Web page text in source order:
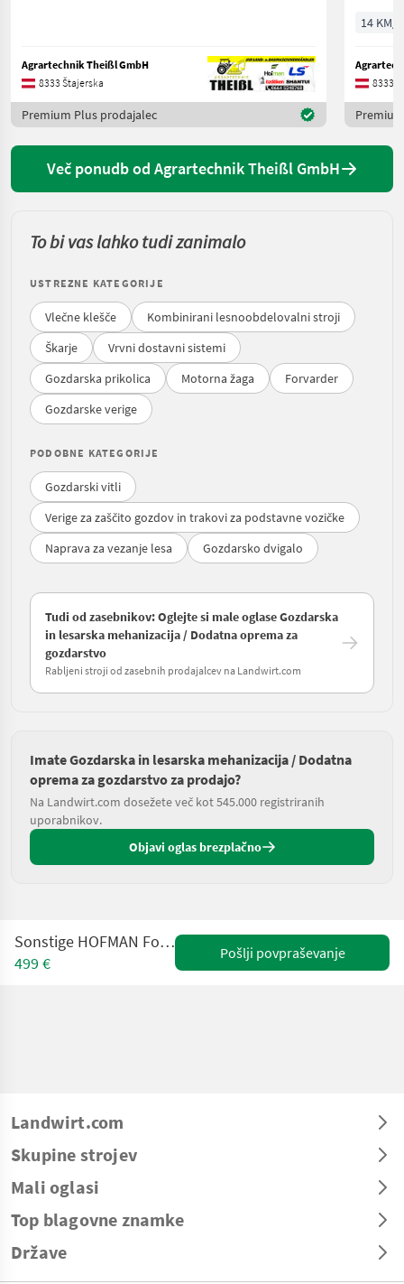
Agrartechnik Theißl GmbH
8333 Štajerska
Premium Plus prodajalec
14 KM/
8333
Več ponudb od Agrartechnik Theißl GmbH
To bi vas lahko tudi zanimalo
USTREZNE KATEGORIJE
Vlečne klešče
Kombinirani lesnoobdelovalni stroji
Škarje
Vrvni dostavni sistemi
Gozdarska prikolica
Motorna žaga
Forvarder
Gozdarske verige
PODOBNE KATEGORIJE
Gozdarski vitli
Verige za zaščito gozdov in trakovi za podstavne vozičke
Naprava za vezanje lesa
Gozdarsko dvigalo
Tudi od zasebnikov: Oglejte si male oglase Gozdarska
in lesarska mehanizacija / Dodatna oprema za
gozdarstvo
Rabljeni stroji od zasebnih prodajalcev na Landwirt.com
Imate Gozdarska in lesarska mehanizacija / Dodatna
oprema za gozdarstvo za prodajo?
Na Landwirt.com dosežete več kot 545.000 registriranih
uporabnikov.
Objavi oglas brezplačno
Sonstige HOFMAN Forstkeil / Fällkeil FW-60
499 €
Pošlji povpraševanje
Landwirt.com
Skupine strojev
Mali oglasi
Top blagovne znamke
Države